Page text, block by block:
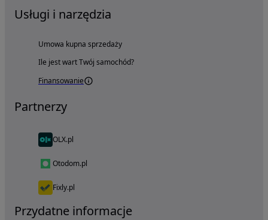
Usługi i narzędzia
Umowa kupna sprzedaży
Ile jest wart Twój samochód?
Finansowanie
Partnerzy
OLX.pl
Otodom.pl
Fixly.pl
Przydatne informacje